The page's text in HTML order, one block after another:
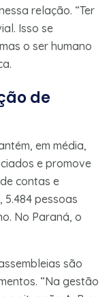
relação. “Ter
Isso se
o ser humano
de
em média,
e promove
contas e
5.484 pessoas
No Paraná, o
são
“Na gestão